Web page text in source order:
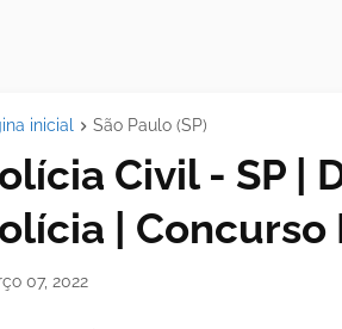
inicial São Paulo (SP)
Civil - SP |
|
07, 2022